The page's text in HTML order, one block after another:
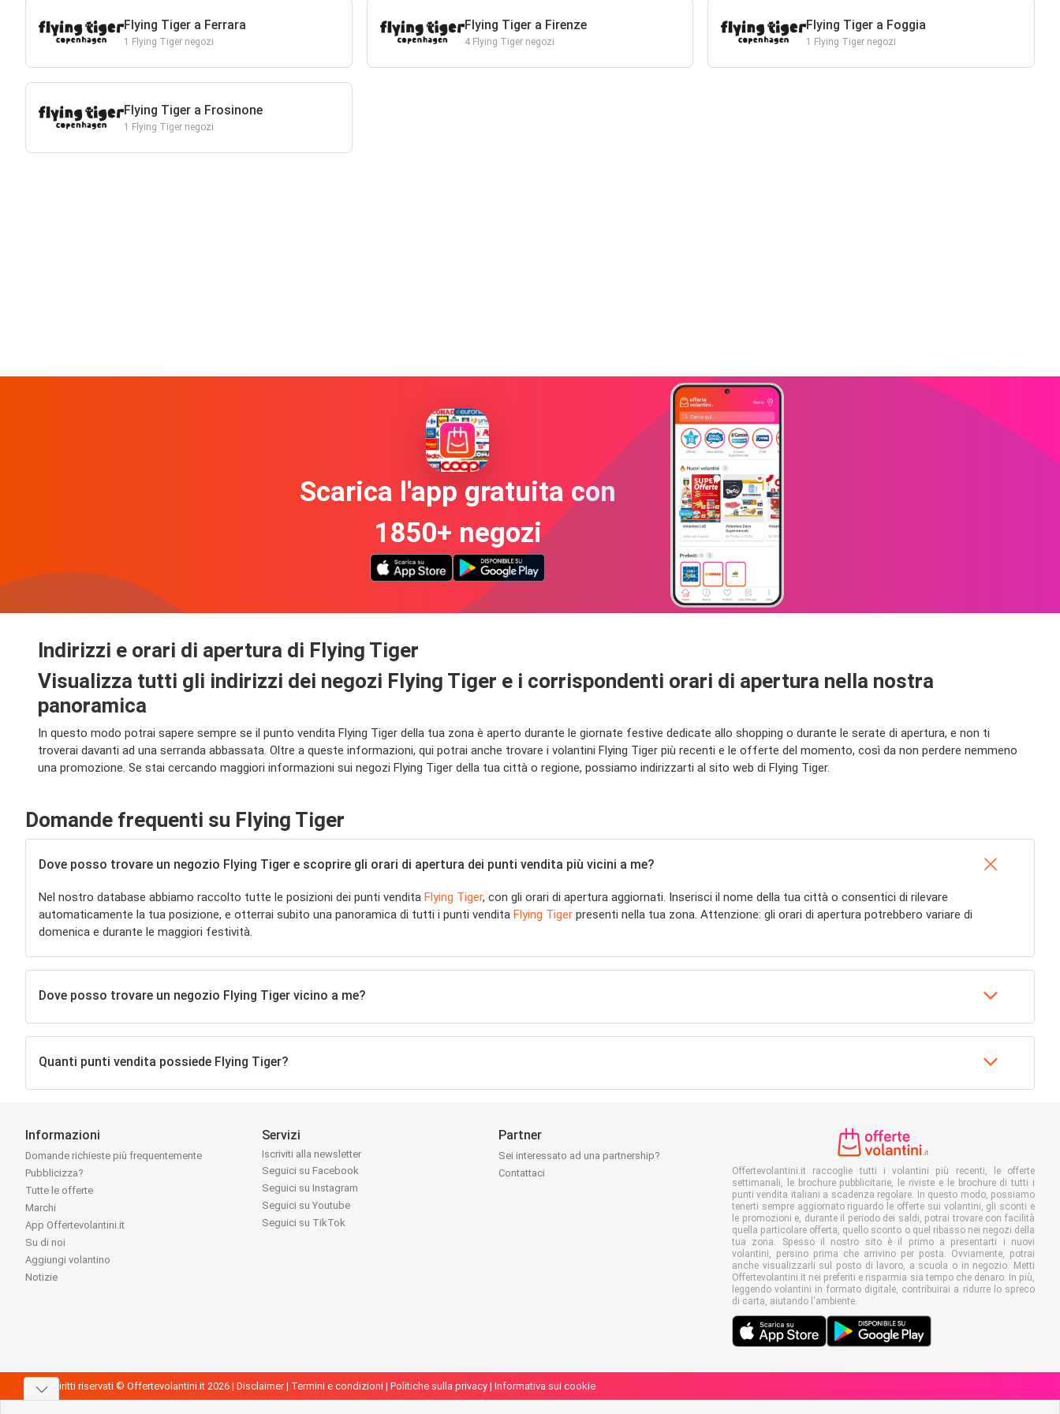
Flying Tiger a Ferrara
1 Flying Tiger negozi
Flying Tiger a Firenze
4 Flying Tiger negozi
Flying Tiger a Foggia
1 Flying Tiger negozi
Flying Tiger a Frosinone
1 Flying Tiger negozi
Scarica l'app gratuita con
1850+ negozi
Indirizzi e orari di apertura di Flying Tiger
Visualizza tutti gli indirizzi dei negozi Flying Tiger e i corrispondenti orari di apertura nella nostra
panoramica
In questo modo potrai sapere sempre se il punto vendita Flying Tiger della tua zona è aperto durante le giornate festive dedicate allo shopping o durante le serate di apertura, e non ti
troverai davanti ad una serranda abbassata. Oltre a queste informazioni, qui potrai anche trovare i volantini Flying Tiger più recenti e le offerte del momento, così da non perdere nemmeno
una promozione. Se stai cercando maggiori informazioni sui negozi Flying Tiger della tua città o regione, possiamo indirizzarti al sito web di Flying Tiger.
Domande frequenti su Flying Tiger
Dove posso trovare un negozio Flying Tiger e scoprire gli orari di apertura dei punti vendita più vicini a me?
Nel nostro database abbiamo raccolto tutte le posizioni dei punti vendita Flying Tiger, con gli orari di apertura aggiornati. Inserisci il nome della tua città o consentici di rilevare
automaticamente la tua posizione, e otterrai subito una panoramica di tutti i punti vendita Flying Tiger presenti nella tua zona. Attenzione: gli orari di apertura potrebbero variare di
domenica e durante le maggiori festività.
Dove posso trovare un negozio Flying Tiger vicino a me?
Quanti punti vendita possiede Flying Tiger?
Informazioni
Domande richieste più frequentemente
Pubblicizza?
Tutte le offerte
Marchi
App Offertevolantini.it
Su di noi
Aggiungi volantino
Notizie
Servizi
Iscriviti alla newsletter
Seguici su Facebook
Seguici su Instagram
Seguici su Youtube
Seguici su TikTok
Partner
Sei interessato ad una partnership?
Contattaci
Offertevolantini.it raccoglie tutti i volantini più recenti, le offerte
settimanali, le brochure pubblicitarie, le riviste e le brochure di tutti i
punti vendita italiani a scadenza regolare. In questo modo, possiamo
tenerti sempre aggiornato riguardo le offerte sui volantini, gli sconti e
le promozioni e, durante il periodo dei saldi, potrai trovare con facilità
quella particolare offerta, quello sconto o quel ribasso nei negozi della
tua zona. Spesso il nostro sito è il primo a presentarti i nuovi
volantini, persino prima che arrivino per posta. Ovviamente, potrai
anche visualizzarli sul posto di lavoro, a scuola o in negozio. Metti
Offertevolantini.it nei preferiti e risparmia sia tempo che denaro. In più,
leggendo volantini in formato digitale, contribuirai a ridurre lo spreco
di carta, aiutando l'ambiente.
Tutti i diritti riservati © Offertevolantini.it 2026 | Disclaimer| Termini e condizioni | Politiche sulla privacy | Informativa sui cookie